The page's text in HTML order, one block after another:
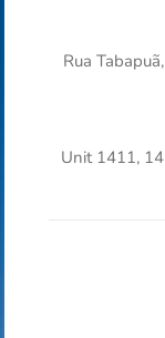
Rua
Unit 1411,